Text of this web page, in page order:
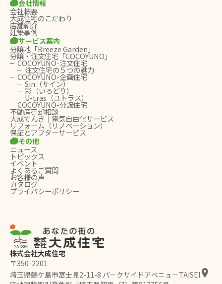
株式会社大成住宅
〒350-2201
埼玉県鶴ケ島市富士見2-11-8 パークサイドアベニューTAISEI
会社情報
会社概要
大成住宅のこだわり
店舗紹介
建築事例
サービス案内
分譲地「Breeze Garden」
分譲・注文住宅「COCOYUNO」
COCOYUNO-注文住宅
注文住宅の５つの魅力
COCOYUNO-企画住宅
Sin（サイン）
彩（いろどり）
U-tras（ユトラス）
COCOYUNO-分譲住宅
不動産売却相談
大成でんき｜電気自由化サービス
リフォーム（リノベーション）
保証とアフターサービス
その他
ニュース
トピックス
イベント
よくあるご質問
お客様の声
カタログ
プライバシーポリシー